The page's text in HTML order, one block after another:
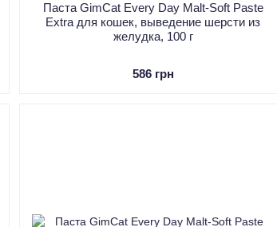
Паста GimCat Every Day Malt-Soft Paste
Extra для кошек, выведение шерсти из
желудка, 100 г
586 грн